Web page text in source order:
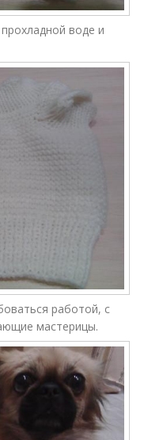
воде и
работой, с
мастерицы.